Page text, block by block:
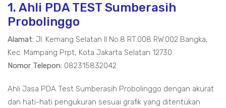
1. Ahli PDA TEST Sumberasih
Probolinggo
Alamat: Jl. Kemang Selatan II No.8 RT.008 RW.002 Bangka,
Kec. Mampang Prpt, Kota Jakarta Selatan 12730
Nomor Telepon: 082315832042
Ahli Jasa PDA Test Sumberasih Probolinggo dengan akurat
dan hati-hati pengukuran sesuai grafik yang ditentukan